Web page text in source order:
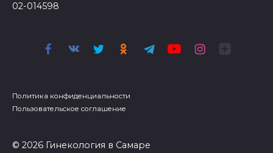
02-014598
Политика конфиденциальности
Пользовательское соглашение
© 2026 Гинекология в Самаре